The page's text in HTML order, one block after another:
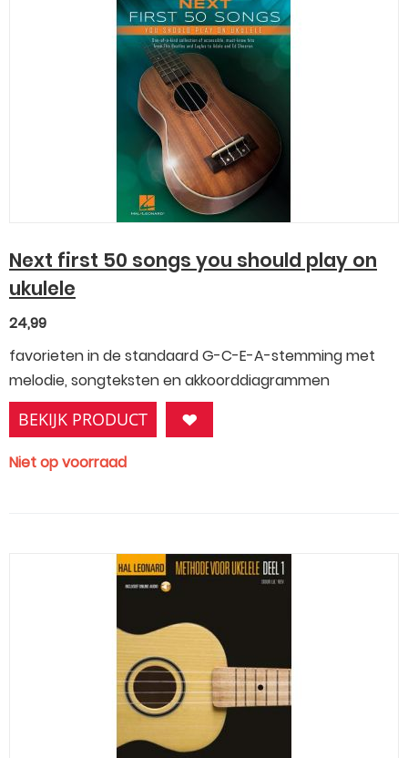
Next first 50 songs you should play on
ukulele
24,99
favorieten in de standaard G-C-E-A-stemming met
melodie, songteksten en akkoorddiagrammen
Niet op voorraad
BEKIJK PRODUCT